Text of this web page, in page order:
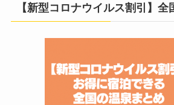
【新型コロナウイルス割引】